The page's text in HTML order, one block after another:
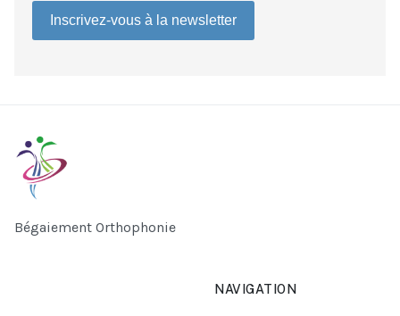
Inscrivez-vous à la newsletter
Bégaiement Orthophonie
NAVIGATION